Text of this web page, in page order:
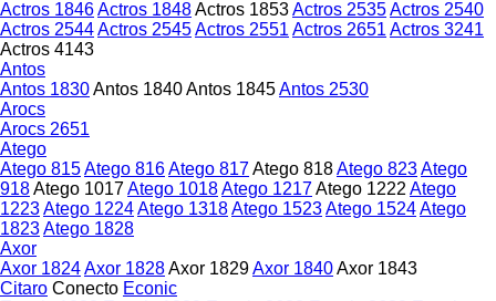
Actros 1846Actros 1848Actros 1853Actros 2535Actros 2540
Actros 2544Actros 2545Actros 2551 Actros 2651 Actros 3241
Actros 4143
Antos
Antos 1830Antos 1840Antos 1845Antos 2530
Arocs
Arocs 2651
Atego
Atego 815Atego 816Atego 817Atego 818Atego 823Atego
918Atego 1017Atego 1018Atego 1217Atego 1222 Atego
1223Atego 1224Atego 1318Atego 1523Atego 1524Atego
1823Atego 1828
Axor
Axor 1824Axor 1828Axor 1829Axor 1840Axor 1843
Citaro Conecto Econic